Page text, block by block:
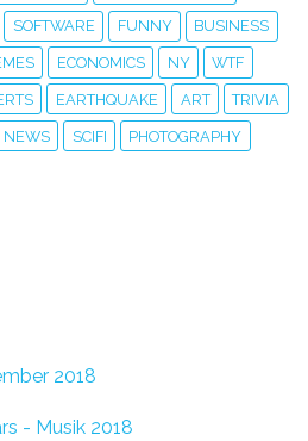
SOFTWARE FUNNY BUSINESS
ECONOMICS NY WTF
EARTHQUAKE ART TRIVIA
NEWS SCIFI PHOTOGRAPHY
2018
- Musik 2018